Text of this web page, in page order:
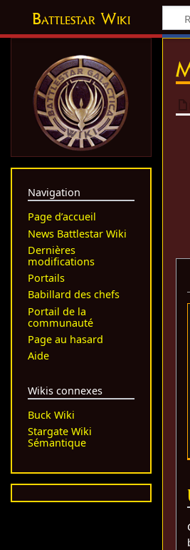
Battlestar Wiki
Navigation
Page d’accueil
News Battlestar Wiki
Dernières
modifications
Portails
Babillard des chefs
Portail de la
communauté
Page au hasard
Aide
Wikis connexes
Buck Wiki
Stargate Wiki
Sémantique